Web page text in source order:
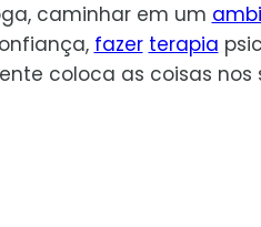
caminhar em um
fazer terapia
coloca as coisas nos